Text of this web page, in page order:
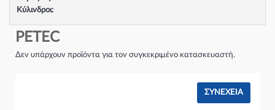
Κύλινδροι:
Τύπος κινητήρα:
PETEC
Δεν υπάρχουν προϊόντα για τον συγκεκριμένο κατασκευαστή.
ΣΥΝΈΧΕΙΑ